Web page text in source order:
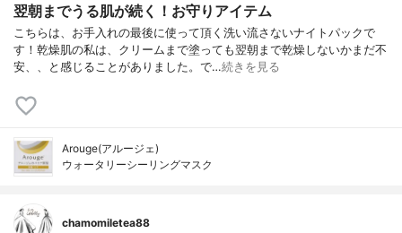
翌朝までうる肌が続く！お守りアイテム
こちらは、お手入れの最後に使って頂く洗い流さないナイトパックで
す！乾燥肌の私は、クリームまで塗っても翌朝まで乾燥しないかまだ不
安、、と感じることがありました。で…続きを見る
Arouge(アルージェ)
ウォータリーシーリングマスク
chamomiletea88